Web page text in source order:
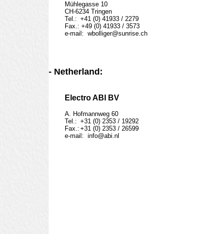
Mühlegasse 10
CH-6234 Tringen
Tel.: 	+41 (0) 41933 / 2279
Fax.: +49 (0) 41933 / 3573
e-mail:  wbolliger@sunrise.ch
- Netherland:
Electro ABI BV
A. Hofmannweg 60
Tel.:	+31 (0) 2353 / 19292
Fax.:	+31 (0) 2353 / 26599
e-mail:  info@abi.nl